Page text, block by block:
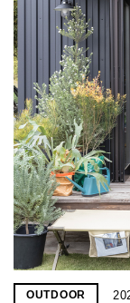
OUTDOOR